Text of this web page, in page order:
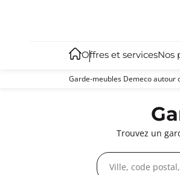
Offres et servicesNos
Garde-meubles Demeco autour
Trouvez un